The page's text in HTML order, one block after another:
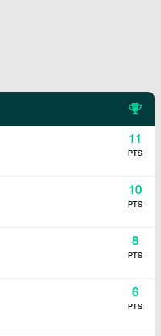
11
PTS
10
PTS
8
PTS
6
PTS